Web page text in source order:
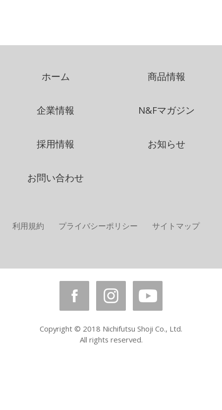
ホーム 商品情報
企業情報 N&Fマガジン
採用情報 お知らせ
お問い合わせ
利用規約 プライバシーポリシー サイトマップ
Copyright © 2018 Nichifutsu Shoji Co., Ltd.
All rights reserved.